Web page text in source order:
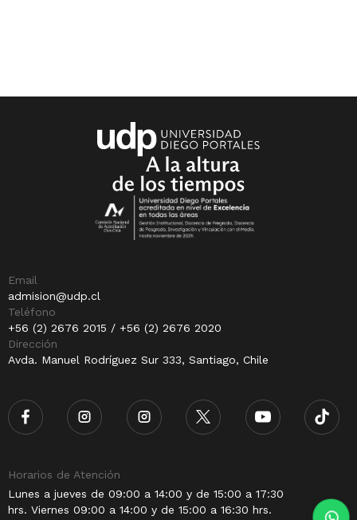
Email
admision@udp.cl
Teléfono
+56 (2) 2676 2015 / +56 (2) 2676 2020
Dirección
Avda. Manuel Rodríguez Sur 333, Santiago, Chile
Horarios de Atención
Lunes a jueves de 09:00 a 14:00 y de 15:00 a 17:30
hrs. Viernes 09:00 a 14:00 y de 15:00 a 16:30 hrs.